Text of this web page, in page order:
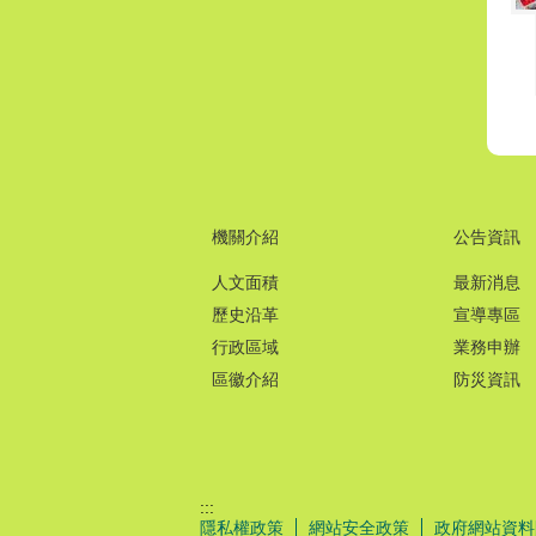
機關介紹
人文面積
歷史沿革
行政區域
區徽介紹
公告資訊
最新消息
宣導專區
業務申辦
防災資訊
:::
隱私權政策
網站安全政策 政府網站資